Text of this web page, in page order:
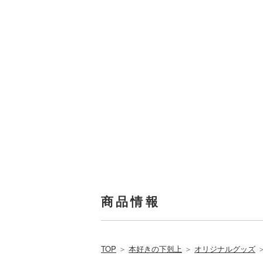
商品情報
TOP ＞ 本好きの下剋上 ＞ オリジナルグッズ ＞